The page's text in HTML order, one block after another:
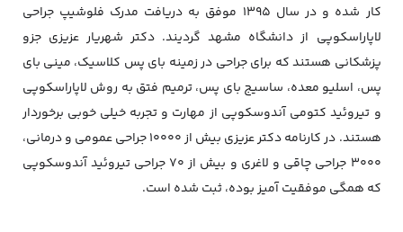
کار شده و در سال ۱۳۹۵ موفق به دریافت مدرک فلوشیپ جراحی
لاپاراسکوپی از دانشگاه مشهد گردیند. دکتر شهریار عزیزی جزو
پزشکانی هستند که برای جراحی در زمینه بای پس کلاسیک، مینی بای
پس، اسلیو معده، ساسیج بای پس، ترمیم فتق به روش لاپاراسکوپی
و تیروئید کتومی آندوسکوپی از مهارت و تجربه خیلی خوبی برخوردار
هستند. در کارنامه دکتر عزیزی بیش از ۱۰۰۰۰ جراحی عمومی و درمانی،
۳۰۰۰ جراحی چاقی و لاغری و بیش از ۷۰ جراحی تیروئید آندوسکوپی
که همگی موفقیت آمیز بوده، ثبت شده است.